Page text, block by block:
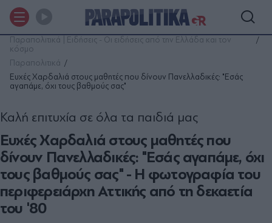
Παραπολιτικά | Ειδήσεις - Οι ειδήσεις από την Ελλάδα και τον
κόσμο
Παραπολιτικά
Ευχές Χαρδαλιά στους μαθητές που δίνουν Πανελλαδικές: "Εσάς
αγαπάμε, όχι τους βαθμούς σας"
Ευχές Χαρδαλιά στους μαθητές που
δίνουν Πανελλαδικές: "Εσάς αγαπάμε, όχι
τους βαθμούς σας" - Η φωτογραφία του
περιφερειάρχη Αττικής από τη δεκαετία
του '80
Καλή επιτυχία σε όλα τα παιδιά μας